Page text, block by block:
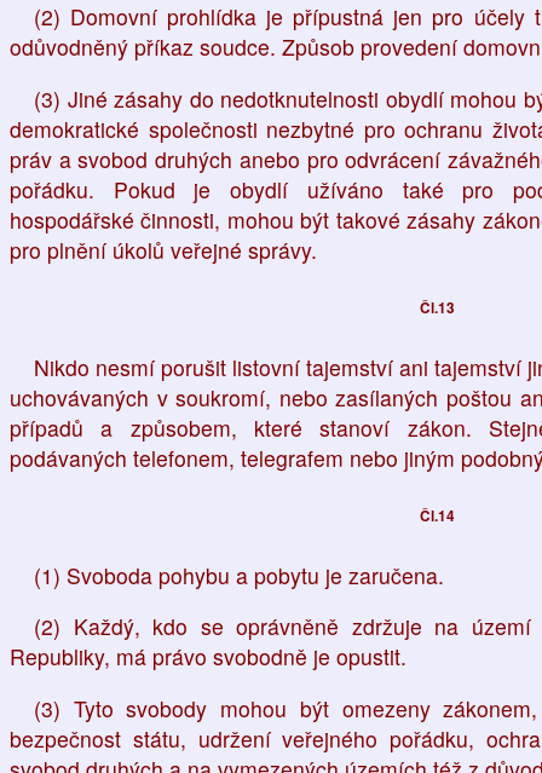
(2) Domovní prohlídka je přípustná jen pro
odůvodněný příkaz soudce. Způsob provedení
(3) Jiné zásahy do nedotknutelnosti obydlí mohou
demokratické společnosti nezbytné pro ochranu
práv a svobod druhých anebo pro odvrácení
pořádku. Pokud je obydlí užíváno také pro
hospodářské činnosti, mohou být takové zásahy
pro plnění úkolů veřejné správy.
Čl.13
Nikdo nesmí porušit listovní tajemství ani tajemství
uchovávaných v soukromí, nebo zasílaných poštou
případů a způsobem, které stanoví zákon.
podávaných telefonem, telegrafem nebo jiným
Čl.14
(1) Svoboda pohybu a pobytu je zaručena.
(2) Každý, kdo se oprávněně zdržuje na území
Republiky, má právo svobodně je opustit.
(3) Tyto svobody mohou být omezeny
bezpečnost státu, udržení veřejného pořádku,